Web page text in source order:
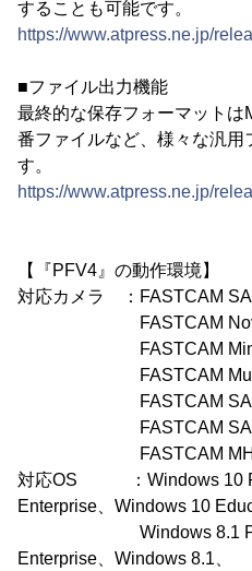
することも可能です。
https://www.atpress.ne.jp/
■ファイル出力機能
最終的な保存フォーマットは
番ファイルなど、様々な汎用
す。
https://www.atpress.ne.jp/
【『PFV4』の動作環境】
対応カメラ ：FASTCAM
FASTCAM Nova
FASTCAM Miniシ
FASTCAM Multi
FASTCAM SA-
FASTCAM SAシ
FASTCAM
対応OS ：Windows 10
Enterprise、Windows 10
Windows 8.1 Pro、
Enterprise、Windows 8.1、